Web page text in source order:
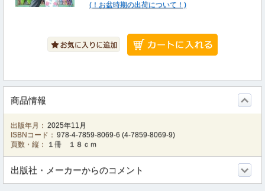
(！お盆時期の出荷について！)
商品情報
出版年月： 2025年11月
ISBNコード： 978-4-7859-8069-6 (4-7859-8069-9)
頁数・縦：
１冊 １８ｃｍ
出版社・メーカーからのコメント